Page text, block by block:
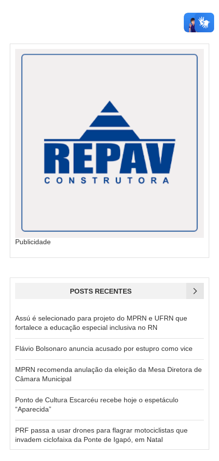
Publicidade
POSTS RECENTES
Assú é selecionado para projeto do MPRN e UFRN que
fortalece a educação especial inclusiva no RN
Flávio Bolsonaro anuncia acusado por estupro como vice
MPRN recomenda anulação da eleição da Mesa Diretora de
Câmara Municipal
Ponto de Cultura Escarcéu recebe hoje o espetáculo
“Aparecida”
PRF passa a usar drones para flagrar motociclistas que
invadem ciclofaixa da Ponte de Igapó, em Natal